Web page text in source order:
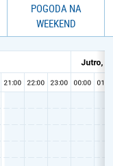
POGODA NA
WEEKEND